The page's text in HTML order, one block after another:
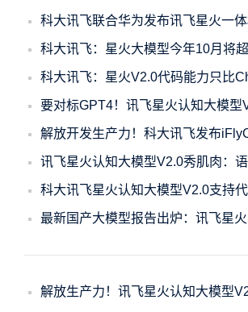
科大讯飞联合华为发布讯飞星火一
科大讯飞：星火大模型今年10月将
科大讯飞：星火V2.0代码能力只比
要对标GPT4！讯飞星火认知大模
解放开发生产力！科大讯飞发布
讯飞星火认知大模型V2.0秀肌肉：
科大讯飞星火认知大模型V2.0支持
最新国产大模型报告出炉：讯飞星
解放生产力！讯飞星火认知大模型